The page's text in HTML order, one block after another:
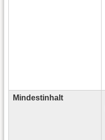
Mindestinhalt